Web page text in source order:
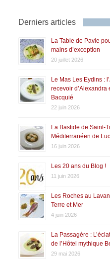
Derniers articles
La Table de Pavie
mains d’exception
20 juillet 2026
Le Mas Les Eydins :
recevoir d’Alexandra
Bacquié
22 juin 2026
La Bastide de Saint-
Méditerranéen de
16 juin 2026
Les 20 ans du Blog !
11 juin 2026
Les Roches au
Terre et Mer
4 juin 2026
La Passagère :
de l’Hôtel mythique
29 mai 2026